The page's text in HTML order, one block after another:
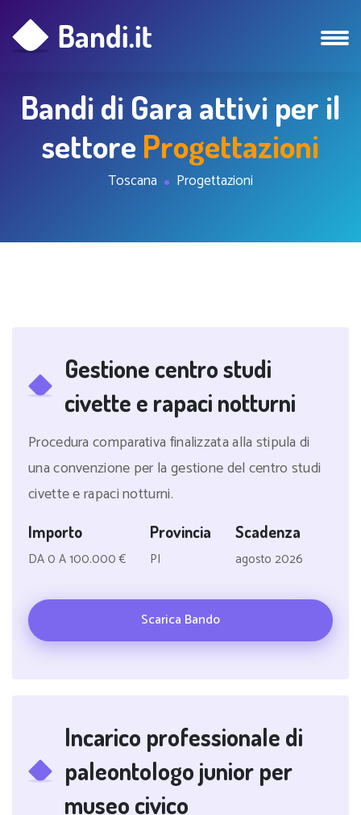
Bandi di Gara attivi per il
settore Progettazioni
Toscana Progettazioni
Gestione centro studi
civette e rapaci notturni
Procedura comparativa finalizzata alla stipula di
una convenzione per la gestione del centro studi
civette e rapaci notturni.
Importo
DA 0 A 100.000 €
Provincia
PI
Scadenza
agosto 2026
Scarica Bando
Incarico professionale di
paleontologo junior per
museo civico